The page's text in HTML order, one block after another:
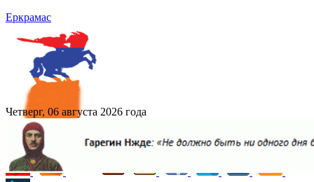
Еркрамас
Четверг, 06 августа 2026 года